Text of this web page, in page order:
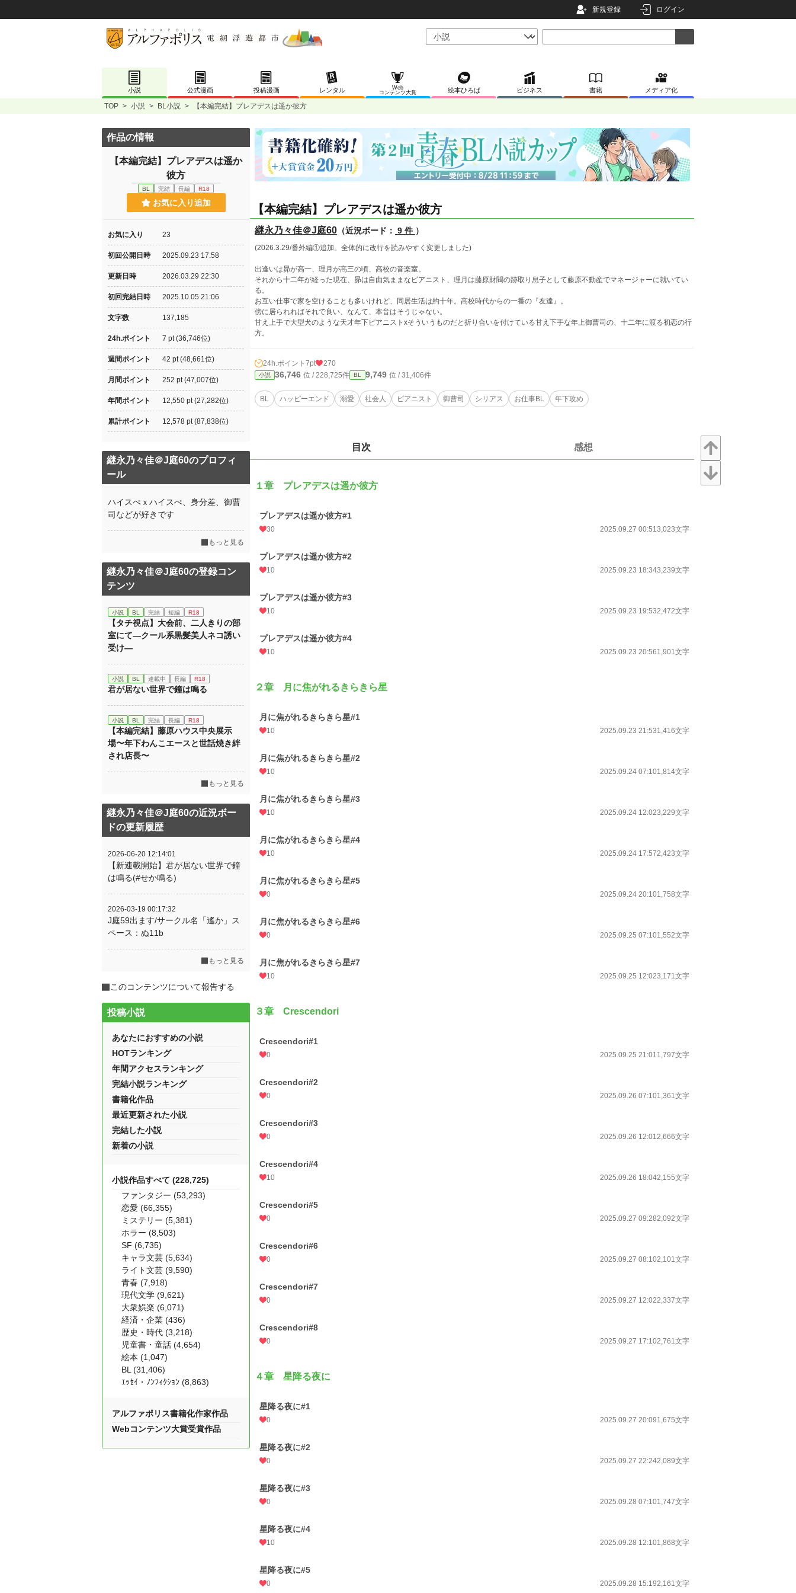
新規登録 ログイン
小説 公式漫画 投稿漫画 レンタル
Web
コンテンツ大賞
絵本ひろば ビジネス 書籍 メディア化
TOP > 小説 > BL小説 > 【本編完結】プレアデスは遥か彼方
【本編完結】プレアデスは遥か彼方
継永乃々佳＠J庭60 （近況ボード： 9 件 ）
(2026.3.29/番外編①追加。全体的に改行を読みやすく変更しました)
出逢いは昴が高一、理月が高三の頃、高校の音楽室。
それから十二年が経った現在、昴は自由気ままなピアニスト、理月は藤原財閥の跡取り息子として藤原不動産でマネージャーに就いてい
る。
お互い仕事で家を空けることも多いけれど、同居生活は約十年。高校時代からの一番の『友達』。
傍に居られればそれで良い、なんて、本音はそうじゃない。
甘え上手で大型犬のような天才年下ピアニストxそういうものだと折り合いを付けている甘え下手な年上御曹司の、十二年に渡る初恋の行
方。
24h.ポイント 7pt 270
小説 36,746 位 / 228,725件 BL 9,749 位 / 31,406件
BL ハッピーエンド 溺愛 社会人 ピアニスト 御曹司 シリアス お仕事BL 年下攻め
目次 感想
１章 プレアデスは遥か彼方
プレアデスは遥か彼方#1
30 2025.09.27 00:513,023文字
プレアデスは遥か彼方#2
10 2025.09.23 18:343,239文字
プレアデスは遥か彼方#3
10 2025.09.23 19:532,472文字
プレアデスは遥か彼方#4
10 2025.09.23 20:561,901文字
２章 月に焦がれるきらきら星
月に焦がれるきらきら星#1
10 2025.09.23 21:531,416文字
月に焦がれるきらきら星#2
10 2025.09.24 07:101,814文字
月に焦がれるきらきら星#3
10 2025.09.24 12:023,229文字
月に焦がれるきらきら星#4
10 2025.09.24 17:572,423文字
月に焦がれるきらきら星#5
0 2025.09.24 20:101,758文字
月に焦がれるきらきら星#6
0 2025.09.25 07:101,552文字
月に焦がれるきらきら星#7
10 2025.09.25 12:023,171文字
３章 Crescendori
Crescendori#1
0 2025.09.25 21:011,797文字
Crescendori#2
0 2025.09.26 07:101,361文字
Crescendori#3
0 2025.09.26 12:012,666文字
Crescendori#4
10 2025.09.26 18:042,155文字
Crescendori#5
0 2025.09.27 09:282,092文字
Crescendori#6
0 2025.09.27 08:102,101文字
Crescendori#7
0 2025.09.27 12:022,337文字
Crescendori#8
0 2025.09.27 17:102,761文字
４章 星降る夜に
星降る夜に#1
0 2025.09.27 20:091,675文字
星降る夜に#2
0 2025.09.27 22:242,089文字
星降る夜に#3
0 2025.09.28 07:101,747文字
星降る夜に#4
10 2025.09.28 12:101,868文字
星降る夜に#5
0 2025.09.28 15:192,161文字
作品の情報
【本編完結】プレアデスは遥か
彼方
BL 完結 長編 R18
お気に入り追加
お気に入り 23
初回公開日時 2025.09.23 17:58
更新日時 2026.03.29 22:30
初回完結日時 2025.10.05 21:06
文字数 137,185
24h.ポイント 7 pt (36,746位)
週間ポイント 42 pt (48,661位)
月間ポイント 252 pt (47,007位)
年間ポイント 12,550 pt (27,282位)
累計ポイント 12,578 pt (87,838位)
継永乃々佳＠J庭60のプロフィ
ール
ハイスぺｘハイスぺ、身分差、御曹
司などが好きです
もっと見る
継永乃々佳＠J庭60の登録コン
テンツ
小説 BL 完結 短編 R18
【タチ視点】大会前、二人きりの部
室にて―クール系黒髪美人ネコ誘い
受け―
小説 BL 連載中 長編 R18
君が居ない世界で鐘は鳴る
小説 BL 完結 長編 R18
【本編完結】藤原ハウス中央展示
場〜年下わんこエースと世話焼き絆
され店長〜
もっと見る
継永乃々佳＠J庭60の近況ボー
ドの更新履歴
2026-06-20 12:14:01
【新連載開始】君が居ない世界で鐘
は鳴る(#せか鳴る)
2026-03-19 00:17:32
J庭59出ます/サークル名「遙か」ス
ペース：ぬ11b
もっと見る
このコンテンツについて報告する
投稿小説
あなたにおすすめの小説
HOTランキング
年間アクセスランキング
完結小説ランキング
書籍化作品
最近更新された小説
完結した小説
新着の小説
小説作品すべて (228,725)
ファンタジー (53,293)
恋愛 (66,355)
ミステリー (5,381)
ホラー (8,503)
SF (6,735)
キャラ文芸 (5,634)
ライト文芸 (9,590)
青春 (7,918)
現代文学 (9,621)
大衆娯楽 (6,071)
経済・企業 (436)
歴史・時代 (3,218)
児童書・童話 (4,654)
絵本 (1,047)
BL (31,406)
ｴｯｾｲ・ﾉﾝﾌｨｸｼｮﾝ (8,863)
アルファポリス書籍化作家作品
Webコンテンツ大賞受賞作品